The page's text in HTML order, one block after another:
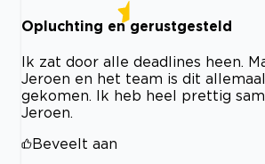
Opluchting en gerustgesteld
Ik zat door alle deadlines heen.
Jeroen en het team is dit
gekomen. Ik heb heel prettig
Jeroen.
Beveelt aan